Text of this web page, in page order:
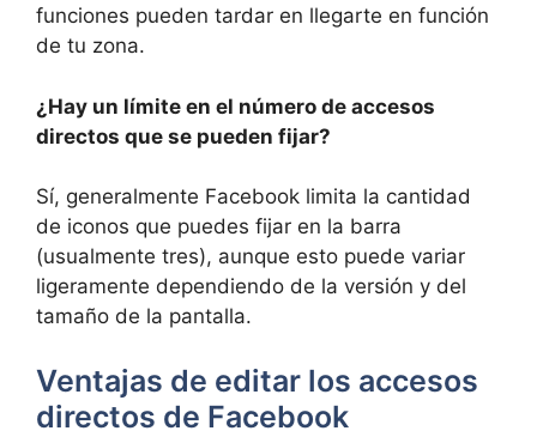
funciones pueden tardar en llegarte en función
de tu zona.
¿Hay un límite en el número de accesos
directos que se pueden fijar?
Sí, generalmente Facebook limita la cantidad
de iconos que puedes fijar en la barra
(usualmente tres), aunque esto puede variar
ligeramente dependiendo de la versión y del
tamaño de la pantalla.
Ventajas de editar los accesos
directos de Facebook